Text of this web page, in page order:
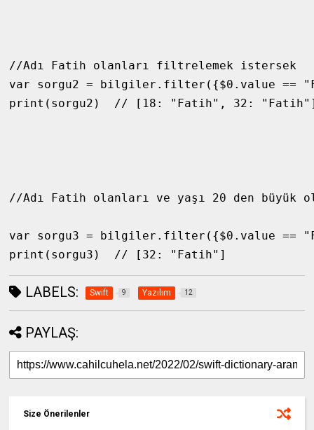
//Adı Fatih olanları filtrelemek istersek
var sorgu2 = bilgiler.filter({$0.value ==
print(sorgu2)  // [18: "Fatih", 32:
//Adı Fatih olanları ve yaşı 20 den
var sorgu3 = bilgiler.filter({$0.value ==
print(sorgu3)  // [32: "Fatih"]
LABELS: Swift 9 Yazılım 12
PAYLAŞ:
Size Önerilenler